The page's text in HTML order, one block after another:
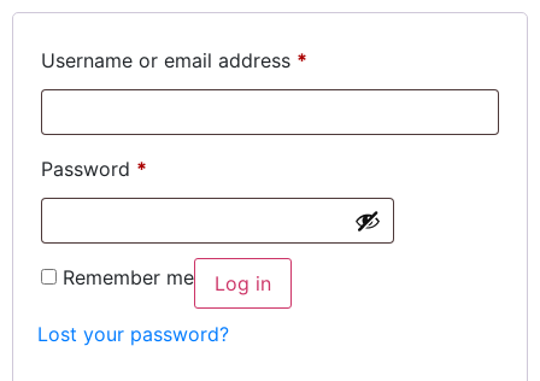
Username or email address *
Password *
Remember me Log in
Lost your password?